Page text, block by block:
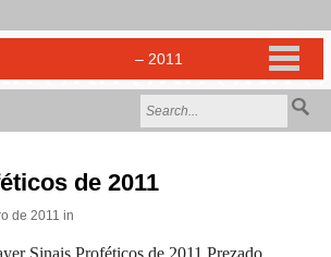
de 2011
de 2011 in
Sinais Proféticos de 2011 Prezado